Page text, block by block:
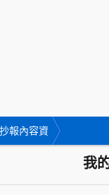
報內容資
我